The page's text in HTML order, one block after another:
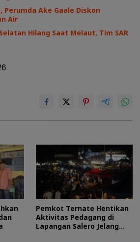
Perumda Ake Gaale Diskon
Air
Hilang Saat Melaut, Tim SAR
Pemkot Ternate Hentikan
Aktivitas Pedagang di
Lapangan Salero Jelang